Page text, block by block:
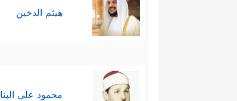
هيثم الدخين
محمود علي البنا